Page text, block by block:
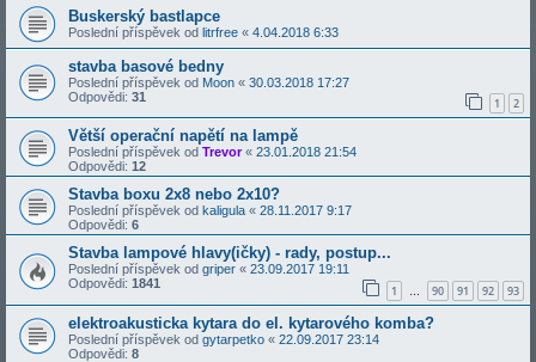
Buskerský bastlapce
Poslední příspěvek od litrfree « 4.04.2018 6:33
stavba basové bedny
Poslední příspěvek od Moon « 30.03.2018 17:27
Odpovědi: 31 1 2
Větší operační napětí na lampě
Poslední příspěvek od Trevor« 23.01.2018 21:54
Odpovědi: 12
Stavba boxu 2x8 nebo 2x10?
Poslední příspěvek od kaligula « 28.11.2017 9:17
Odpovědi: 6
Stavba lampové hlavy(ičky) - rady, postup...
Poslední příspěvek od griper « 23.09.2017 19:11
Odpovědi: 1841 1 … 90 91 92 93
elektroakusticka kytara do el. kytarového komba?
Poslední příspěvek od gytarpetko « 22.09.2017 23:14
Odpovědi: 8